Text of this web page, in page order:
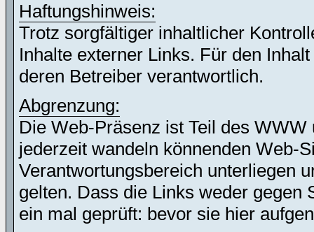
Haftungshinweis:
Trotz sorgfältiger inhaltlicher
Inhalte externer Links. Für den
deren Betreiber verantwortlich.
Abgrenzung:
Die Web-Präsenz ist Teil des
jederzeit wandeln könnenden Web-
Verantwortungsbereich unterliegen
gelten. Dass die Links weder gegen
ein mal geprüft: bevor sie hier